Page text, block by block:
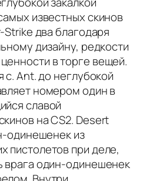
известных скинов
два благодаря
дизайну, редкости
в торге вещей.
Ant. до неглубокой
номером один в
славой
на CS2. Desert
одинешенек из
пистолетов при деле,
врага один-одинешенек